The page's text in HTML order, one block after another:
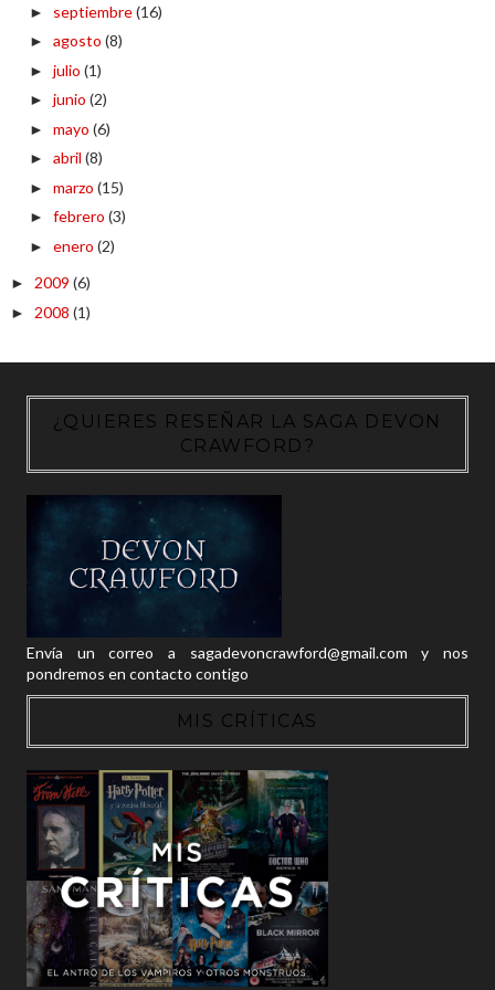
► septiembre(16)
► agosto (8)
► julio (1)
► junio (2)
► mayo (6)
► abril (8)
► marzo (15)
► febrero (3)
► enero (2)
► 2009 (6)
► 2008 (1)
¿QUIERES RESEÑAR LA SAGA DEVON
CRAWFORD?
Envía un correo a sagadevoncrawford@gmail.com y nos
pondremos en contacto contigo
MIS CRÍTICAS